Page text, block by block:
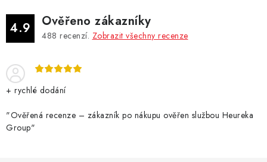
4.9 Ověřeno zákazníky
488 recenzí. Zobrazit všechny recenze
+ rychlé dodání
"Ověřená recenze – zákazník po nákupu ověřen službou Heureka
Group"